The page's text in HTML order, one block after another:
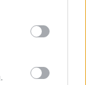
o W16